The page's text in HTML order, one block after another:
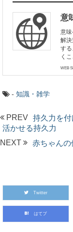
意
意
解
す
く
WEB
- 知識・雑学
PREV 持久力を
活かせる持久力
NEXT
赤ちゃんの
Twitter
はてブ